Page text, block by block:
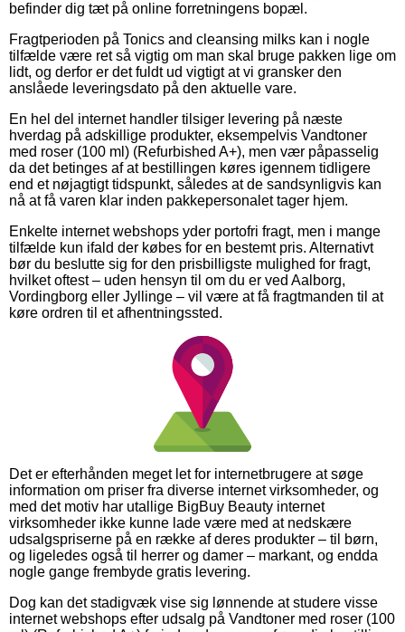
befinder dig tæt på online forretningens bopæl.
Fragtperioden på Tonics and cleansing milks kan i nogle
tilfælde være ret så vigtig om man skal bruge pakken lige om
lidt, og derfor er det fuldt ud vigtigt at vi gransker den
anslåede leveringsdato på den aktuelle vare.
En hel del internet handler tilsiger levering på næste
hverdag på adskillige produkter, eksempelvis Vandtoner
med roser (100 ml) (Refurbished A+), men vær påpasselig
da det betinges af at bestillingen køres igennem tidligere
end et nøjagtigt tidspunkt, således at de sandsynligvis kan
nå at få varen klar inden pakkepersonalet tager hjem.
Enkelte internet webshops yder portofri fragt, men i mange
tilfælde kun ifald der købes for en bestemt pris. Alternativt
bør du beslutte sig for den prisbilligste mulighed for fragt,
hvilket oftest – uden hensyn til om du er ved Aalborg,
Vordingborg eller Jyllinge – vil være at få fragtmanden til at
køre ordren til et afhentningssted.
Det er efterhånden meget let for internetbrugere at søge
information om priser fra diverse internet virksomheder, og
med det motiv har utallige BigBuy Beauty internet
virksomheder ikke kunne lade være med at nedskære
udsalgspriserne på en række af deres produkter – til børn,
og ligeledes også til herrer og damer – markant, og endda
nogle gange frembyde gratis levering.
Dog kan det stadigvæk vise sig lønnende at studere visse
internet webshops efter udsalg på Vandtoner med roser (100